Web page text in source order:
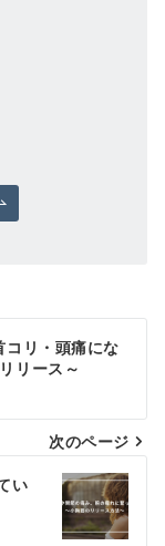
コリ・頭痛にな
リース～
次のページ
い